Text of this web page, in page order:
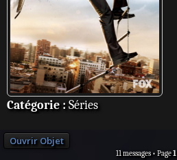
Catégorie : Séries
Ouvrir Objet
11 messages • Page1